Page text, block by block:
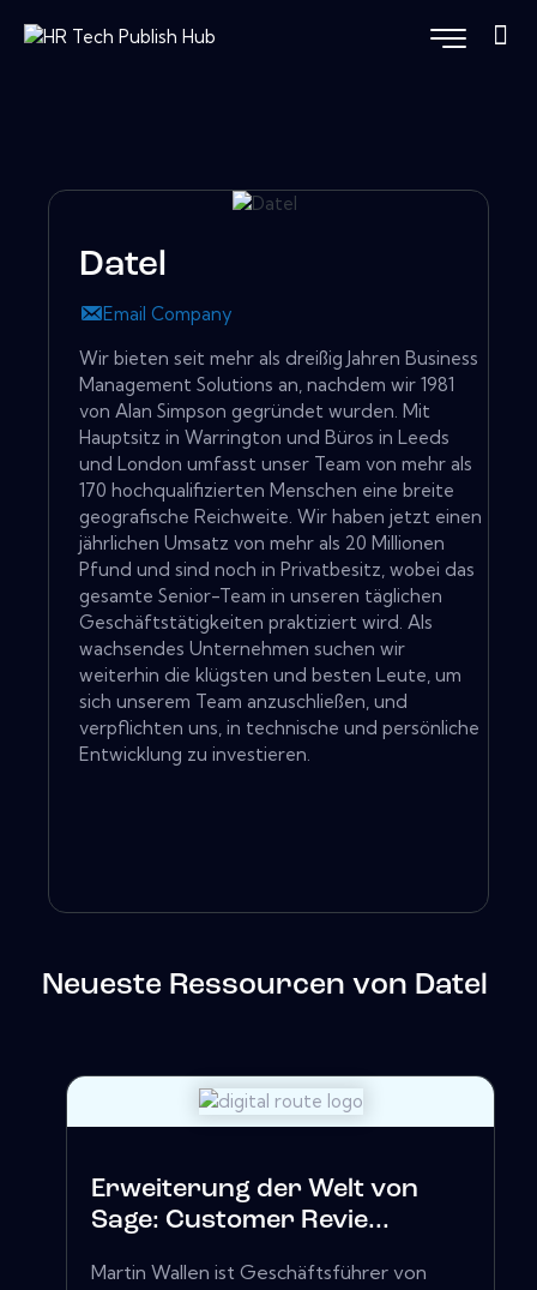
Datel
Email Company
Wir bieten seit mehr als dreißig Jahren Business
Management Solutions an, nachdem wir 1981
von Alan Simpson gegründet wurden. Mit
Hauptsitz in Warrington und Büros in Leeds
und London umfasst unser Team von mehr als
170 hochqualifizierten Menschen eine breite
geografische Reichweite. Wir haben jetzt einen
jährlichen Umsatz von mehr als 20 Millionen
Pfund und sind noch in Privatbesitz, wobei das
gesamte Senior-Team in unseren täglichen
Geschäftstätigkeiten praktiziert wird. Als
wachsendes Unternehmen suchen wir
weiterhin die klügsten und besten Leute, um
sich unserem Team anzuschließen, und
verpflichten uns, in technische und persönliche
Entwicklung zu investieren.
Neueste Ressourcen von Datel
Erweiterung der Welt von
Sage: Customer Revie...
Martin Wallen ist Geschäftsführer von